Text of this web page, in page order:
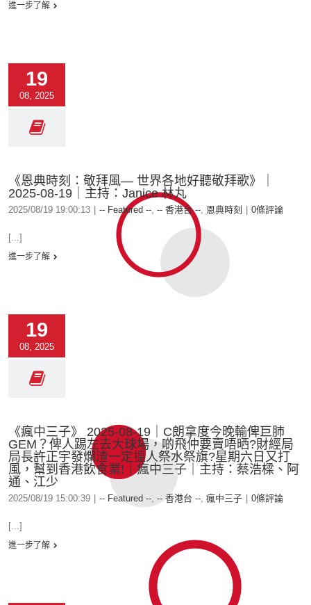
進一步了解
19
08, 2025
《恩典時刻：敬拜風— 世界各地好聽敬拜歌》｜
2025-08-19｜主持：Janice 林丸
2025/08/19 19:00:13 -- Featured --, -- 香港台 --, 恩典時刻 0條評論
[...]
進一步了解
19
08, 2025
《瘋中三子》 2025-08-19｜C朗拿度今晚輸俾巨肺
GEM？俾人踢左去大球場，啲飛仲要賣唔晒?財經局
局長許正宇發爛渣一定搵人祭水祭旗?星期六日又打
風，幫到香港飲食業!｜瘋中三子｜主持：蔡浩樑、阿
通、江少
2025/08/19 15:00:39 -- Featured --, -- 香港台 --, 瘋中三子 0條評論
[...]
進一步了解